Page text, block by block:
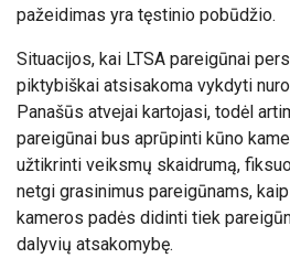
pažeidimas yra tęstinio pobūdžio.
Situacijos, kai LTSA pareigūnai
piktybiškai atsisakoma vykdyti
Panašūs atvejai kartojasi, todėl
pareigūnai bus aprūpinti kūno
užtikrinti veiksmų skaidrumą,
netgi grasinimus pareigūnams,
kameros padės didinti tiek
dalyvių atsakomybę.